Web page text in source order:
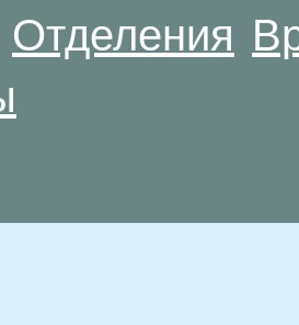
Отделения